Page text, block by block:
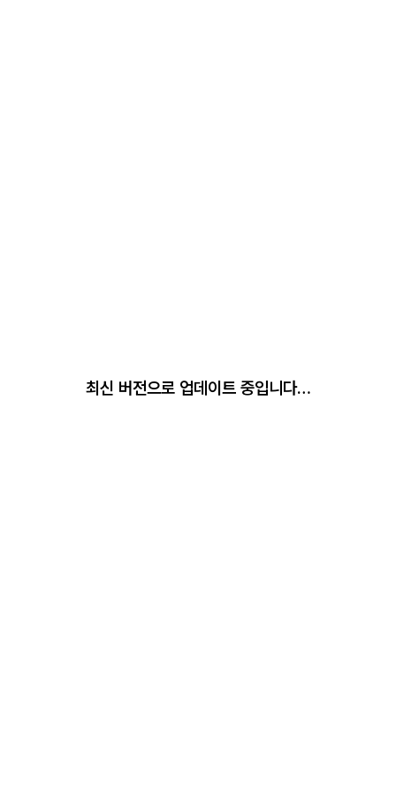
최신 버전으로 업데이트 중입니다…